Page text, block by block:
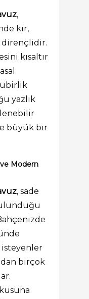
,
kir,
dirençlidir.
kısaltır
yazlık
büyük bir
Modern
, sade
birçok